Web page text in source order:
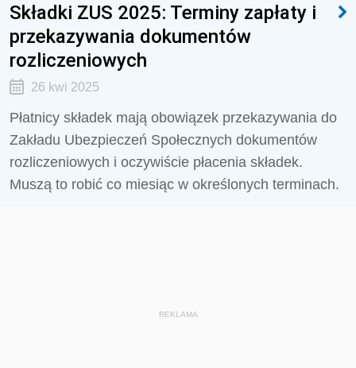
Składki ZUS 2025: Terminy zapłaty i
przekazywania dokumentów
rozliczeniowych
26 kwi 2025
Płatnicy składek mają obowiązek przekazywania do
Zakładu Ubezpieczeń Społecznych dokumentów
rozliczeniowych i oczywiście płacenia składek.
Muszą to robić co miesiąc w określonych terminach.
REKLAMA